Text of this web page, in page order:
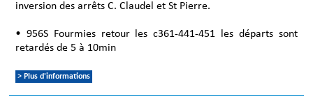
inversion des arrêts C. Claudel et St Pierre.
• 956S Fourmies retour les c361-441-451 les départs sont
retardés de 5 à 10min
> Plus d'informations